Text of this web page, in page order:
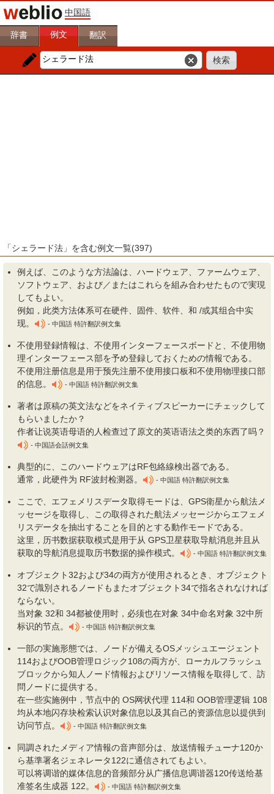
中国語
辞書 例文 翻訳
「シェラード法」を含む例文一覧(397)
例えば、このような方法論は、ハードウェア、ファームウェア、
ソフトウェア、および／またはこれらを組み合わせたもので実現
してもよい。
例如，此类方法体系可在硬件、固件、软件、和 /或其组合中实
现。
- 中国語 特許翻訳例文集
不使用登録情報は、不使用インターフェースボードと、不使用物
理インターフェース部を予め登録しておくための情報である。
不使用注册信息是用于预先注册不使用接口板和不使用物理接口部
的信息。
- 中国語 特許翻訳例文集
著者は原稿の英文法などをネイティブスピーカーにチェックして
もらいましたか？
作者让说英语母语的人检查过了原文的英语语法之类的东西了吗？
- 中国語会話例文集
典型的に、このハードウェアはRF包絡線検出器である。
通常，此硬件为 RF波封检测器。
- 中国語 特許翻訳例文集
ここで、エフェメリスデータ取得モードは、GPS衛星から航法 メ
ッセージを取得し、この取得された航法 メッセージからエフェメ
リスデータを抽出することを目的とする動作モードである。
这里，历书数据获取模式是用于从 GPS卫星获取导航消息并且从
获取的导航消息提取历书数据的操作模式。
- 中国語 特許翻訳例文集
オブジェクト32および34の両方が使用されるとき、オブジェクト
32で識別されるノードもまたオブジェクト34で指名されなければ
ならない。
当对象 32和 34都被使用时，必须也在对象 34中命名对象 32中所
标识的节点。
- 中国語 特許翻訳例文集
一部の実施形態では、ノードが備えるOSメッシュエージェント
114およびOOB管理ロジック108の両方が、ローカルフラッシュ
ブロックから知人ノード情報およびリソース情報を取得して、訪
問ノードに提供する。
在一些实施例中，节点中的 OS网状代理 114和 OOB管理逻辑 108
均从本地闪存块检索认识对象信息以及其自己的资源信息以提供到
访问节点。
- 中国語 特許翻訳例文集
同調されたメディア情報の音声部分は、放送情報チューナ120か
ら基準署名ジェネレータ122に通信されてもよい。
可以将调谐的媒体信息的音频部分从广播信息调谐器120传送给基
准签名生成器 122。
- 中国語 特許翻訳例文集